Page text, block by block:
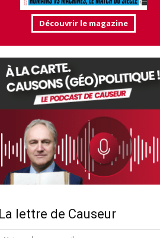
Découvrir le magazine
La lettre de Causeur